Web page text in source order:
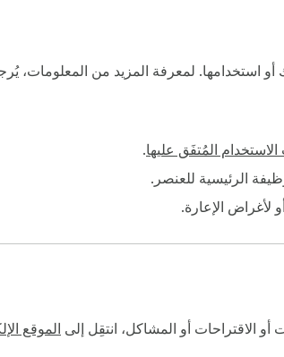
أو استخدامها. لمعرفة المزيد من المعلومات،
الاستخدام المُتفَق عليها.
الرئيسية للعنصر.
لأغراض الإعارة.
أو المشاكل، انتقِل إلى الموقع